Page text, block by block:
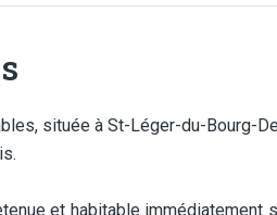
située à St-Léger-du-Bourg-
et habitable immédiatement